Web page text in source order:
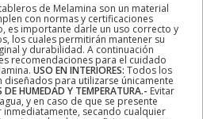
de Melamina son un material
con normas y certificaciones
es importante darle un uso correcto y
los cuales permitirán mantener su
y durabilidad. A continuación
recomendaciones para el cuidado
USO EN INTERIORES: Todos los
para utilizarse únicamente
DE HUMEDAD Y TEMPERATURA.- Evitar
y en caso de que se presente
secando cualquier